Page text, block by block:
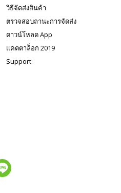
วิธีจัดส่งสินค้า
ตรวจสอบถานะการจัดส่ง
ดาวน์โหลด App
แคตตาล็อก 2019
Support